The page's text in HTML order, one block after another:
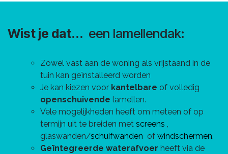
Wist je dat... een lamellendak:
Zowel vast aan de woning als vrijstaand in de
tuin kan geïnstalleerd worden
Je kan kiezen voor kantelbare of volledig
openschuivende lamellen.
Vele mogelijkheden heeft om meteen of op
termijn uit te breiden met screens ,
glaswanden/schuifwanden of windschermen.
Geïntegreerde waterafvoer heeft via de